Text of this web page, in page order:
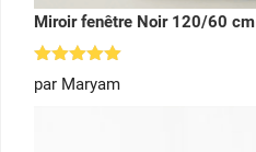
Miroir fenêtre Noir 120/60 cm
Note
sur 5
par Maryam